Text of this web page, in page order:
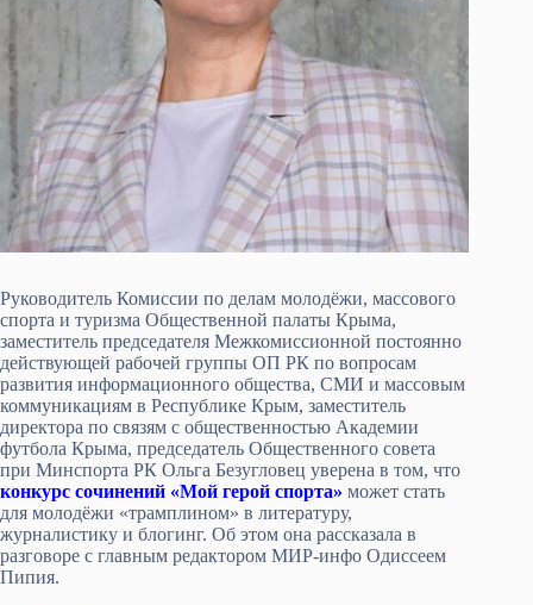
Руководитель Комиссии по делам молодёжи, массового
спорта и туризма Общественной палаты Крыма,
заместитель председателя Межкомиссионной постоянно
действующей рабочей группы ОП РК по вопросам
развития информационного общества, СМИ и массовым
коммуникациям в Республике Крым, заместитель
директора по связям с общественностью Академии
футбола Крыма, председатель Общественного совета
при Минспорта РК Ольга Безугловец уверена в том, что
конкурс сочинений «Мой герой спорта» может стать
для молодёжи «трамплином» в литературу,
журналистику и блогинг. Об этом она рассказала в
разговоре с главным редактором МИР-инфо Одиссеем
Пипия.